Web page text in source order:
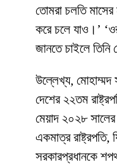
তোমরা চলতি
করে চলে যাও।’
জানতে চাইলে
উল্লেখ্য, মোহাম্মদ
দেশের ২২তম
মেয়াদ ২০২৮
একমাত্র রাষ্ট্রপতি,
সরকারপ্রধানকে